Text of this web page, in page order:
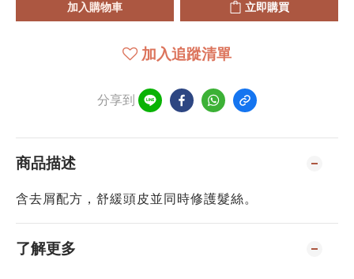
加入購物車 立即購買
加入追蹤清單
分享到
商品描述
含去屑配方，舒緩頭皮並同時修護髮絲。
了解更多